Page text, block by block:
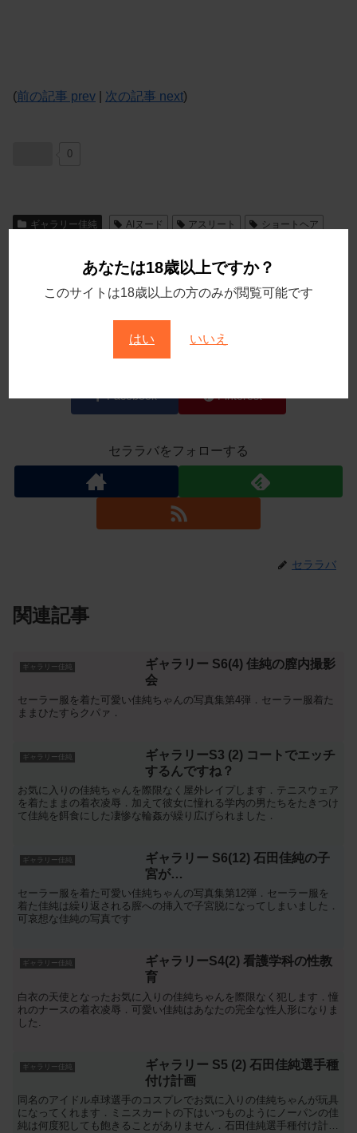
あなたは18歳以上ですか？
このサイトは18歳以上の方のみが閲覧可能です
はい いいえ
(前の記事 prev 次の記事 next)
0
ギャラリー佳純 AIヌード アスリート
ショートヘア
制服中出し 卓球
拘束レイプ
昏睡レイプ
緊縛 美少女 膣内撮影 輪姦
Mastodon
Facebook Pinterest
セララバをフォローする
セララバ
関連記事
ギャラリー佳純
ギャラリー S6(4) 佳純の膣内撮影
会
セーラー服を着た可愛い佳純ちゃんの写真集第4弾．セーラー服着た
ままひたすらクパァ．
ギャラリー佳純
ギャラリーS3 (2) コートでエッチ
するんですね？
お気に入りの佳純ちゃんを際限なく屋外レイプします．テニスウェア
を着たままの着衣凌辱．加えて彼女に憧れる学内の男たちをたきつけ
て佳純を餌食にした凄惨な輪姦が繰り広げられました．
ギャラリー佳純
ギャラリー S6(12) 石田佳純の子
宮が…
セーラー服を着た可愛い佳純ちゃんの写真集第12弾．セーラー服を
着た佳純は繰り返される膣への挿入で子宮脱になってしまいました．
可哀想な佳純の写真です
ギャラリー佳純
ギャラリーS4(2) 看護学科の性教
育
白衣の天使となったお気に入りの佳純ちゃんを際限なく犯します．憧
れのナースの着衣凌辱．可愛い佳純はあなたの完全な性人形になりま
した.
ギャラリー佳純
ギャラリー S5 (2) 石田佳純選手種
付け計画
同名のアイドル卓球選手のコスプレでお気に入りの佳純ちゃんが玩具
になってくれます．ミニスカートの下はいつものようにノーパンの佳
純は何度犯しても飽きることがありません．石田佳純選手種付け計画